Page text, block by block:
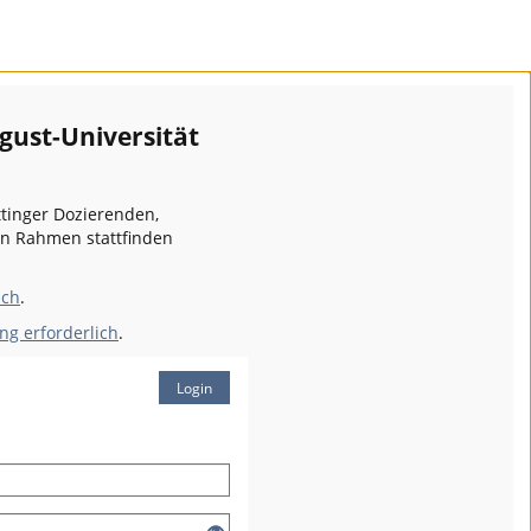
Universität
Dozierenden,
Rahmen stattfinden
.
erforderlich.
Login